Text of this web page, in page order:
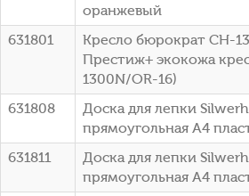
оранжевый
631801
Кресло бюрократ CH-
Престиж+ экокожа
1300N/OR-16)
631808
Доска для лепки
прямоугольная A4
631811
Доска для лепки
прямоугольная A4